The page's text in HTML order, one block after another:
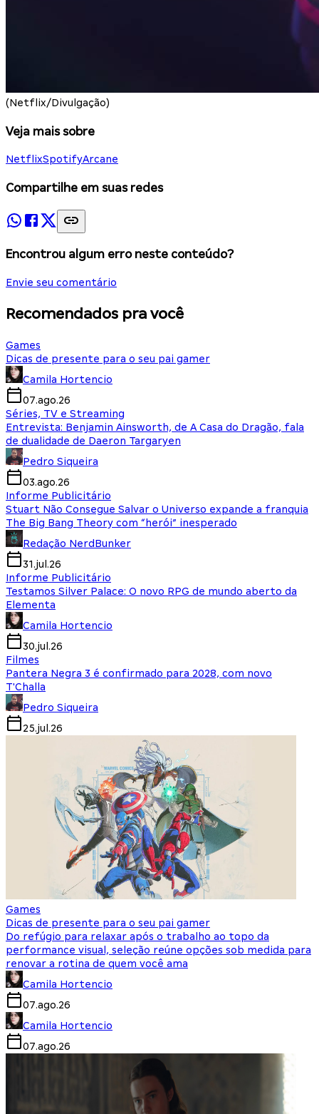
(Netflix/Divulgação)
Veja mais sobre
NetflixSpotifyArcane
Compartilhe em suas redes
Encontrou algum erro neste conteúdo?
Envie seu comentário
Recomendados pra você
Games
Dicas de presente para o seu pai gamer
Camila Hortencio
07.ago.26
Séries, TV e Streaming
Entrevista: Benjamin Ainsworth, de A Casa do Dragão, fala
de dualidade de Daeron Targaryen
Pedro Siqueira
03.ago.26
Informe Publicitário
Stuart Não Consegue Salvar o Universo expande a franquia
The Big Bang Theory com “herói” inesperado
Redação NerdBunker
31.jul.26
Informe Publicitário
Testamos Silver Palace: O novo RPG de mundo aberto da
Elementa
Camila Hortencio
30.jul.26
Filmes
Pantera Negra 3 é confirmado para 2028, com novo
T'Challa
Pedro Siqueira
25.jul.26
Games
Dicas de presente para o seu pai gamer
Do refúgio para relaxar após o trabalho ao topo da
performance visual, seleção reúne opções sob medida para
renovar a rotina de quem você ama
Camila Hortencio
07.ago.26
Camila Hortencio
07.ago.26